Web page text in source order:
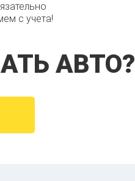
с учета!
АВТО?